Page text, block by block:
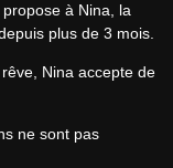
à Nina, la
plus de 3 mois.
Nina accepte de
ne sont pas